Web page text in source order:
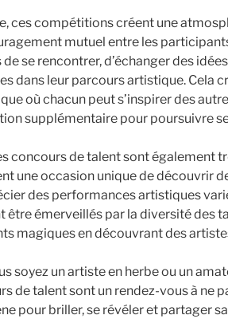
ces compétitions créent une
mutuel entre les
se rencontrer, d’échanger des
dans leur parcours artistique. Cela
où chacun peut s’inspirer des
supplémentaire pour poursuivre
concours de talent sont également
une occasion unique de découvrir
des performances artistiques
être émerveillés par la diversité des
magiques en découvrant des
soyez un artiste en herbe ou un
de talent sont un rendez-vous à ne
pour briller, se révéler et partager